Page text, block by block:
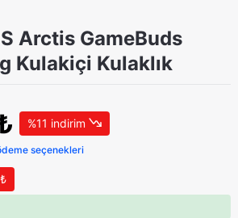
Arctis GameBuds
Kulakiçi Kulaklık
%11 indirim
seçenekleri